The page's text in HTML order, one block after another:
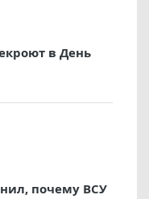
в День
почему ВСУ